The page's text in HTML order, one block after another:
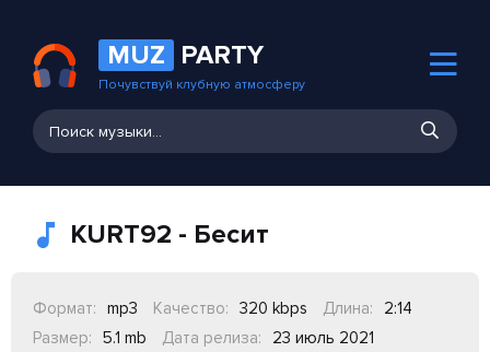
MUZ PARTY
Почувствуй клубную атмосферу
KURT92 - Бесит
Формат: mp3 Качество: 320 kbps Длина:
2:14
Размер:
5.1 mb Дата релиза: 23 июль 2021